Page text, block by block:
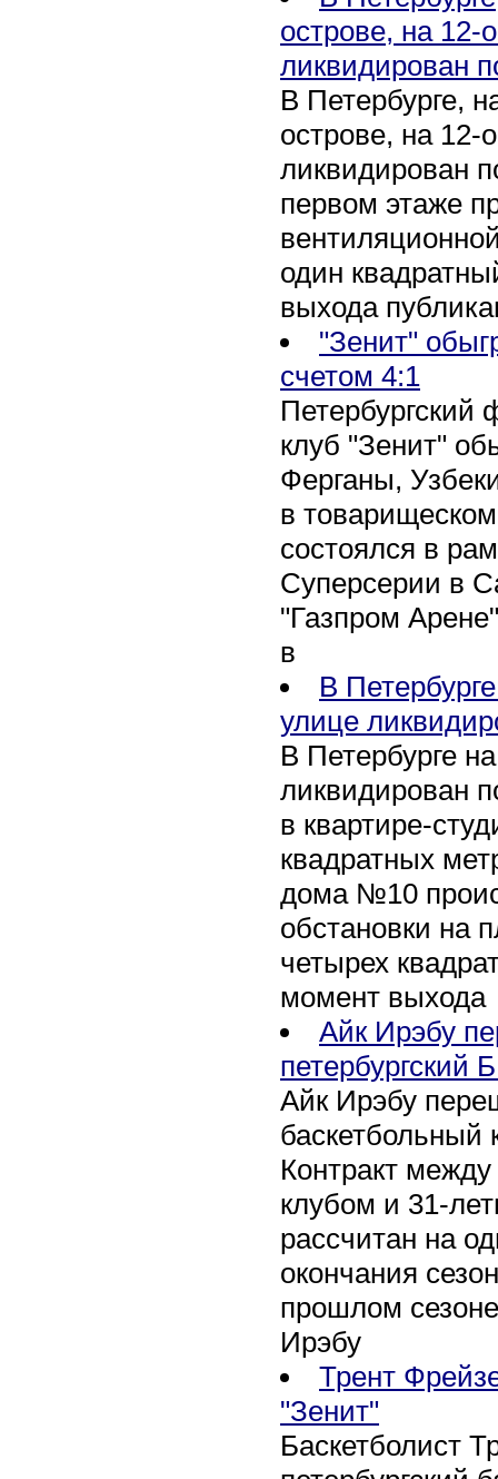
острове, на 12-
ликвидирован
В Петербурге,
острове, на 12-
ликвидирован
первом этаже
один
выхода
"Зенит"
счетом 4:1
Петербургский
клуб "Зенит"
Ферганы,
в
состоялся в
Суперсерии в
"Газпром
в
В
улице
В Петербурге
ликвидирован
в квартире-
квадратных
дома №10
обстановки на
четырех
момент выхода
Айк Ирэбу
петербургский
Айк Ирэбу
баскетбольный
Контракт между
клубом и 31-
рассчитан на
окончания
прошлом
Ирэбу
Трент
"Зенит"
Баскетболист